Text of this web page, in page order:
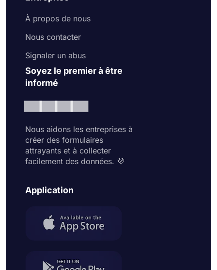
À propos de nous
Nous contacter
Signaler un abus
Soyez le premier à être
informé
Nous aidons les entreprises à
créer des formulaires
attrayants et à collecter
facilement des données. 💜
Application